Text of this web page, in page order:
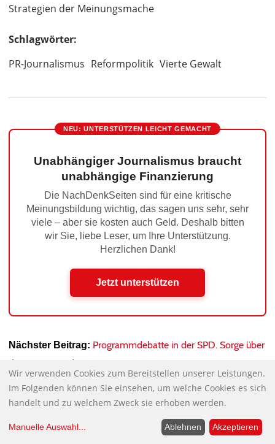
Strategien der Meinungsmache
Schlagwörter:
PR-Journalismus Reformpolitik Vierte Gewalt
NEU: UNTERSTÜTZEN LEICHT GEMACHT
Unabhängiger Journalismus braucht
unabhängige Finanzierung
Die NachDenkSeiten sind für eine kritische
Meinungsbildung wichtig, das sagen uns sehr, sehr
viele – aber sie kosten auch Geld. Deshalb bitten
wir Sie, liebe Leser, um Ihre Unterstützung.
Herzlichen Dank!
Jetzt unterstützen
Nächster Beitrag: Programmdebatte in der SPD. Sorge über
den vorsorgenden Staat
„DIE SPD VERABSCHIEDET SICH
ENDLICH VON SCHRÖDERS STEUERPOLITIK“
Wir verwenden Cookies zum Bereitstellen unserer Leistungen.
Im Folgenden können Sie einsehen, um welche Cookies es sich
handelt und zu welchem Zweck sie erhoben werden.
Manuelle Auswahl... Ablehnen Akzeptieren